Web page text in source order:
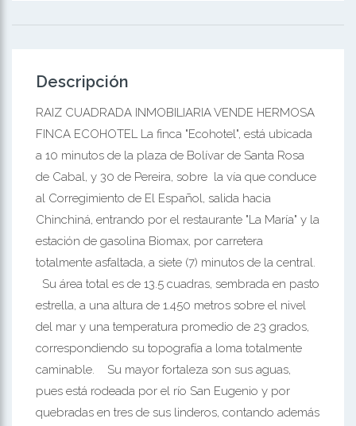
Descripción
RAIZ CUADRADA INMOBILIARIA VENDE HERMOSA
FINCA ECOHOTEL La finca "Ecohotel", está ubicada
a 10 minutos de la plaza de Bolívar de Santa Rosa
de Cabal, y 30 de Pereira, sobre la vía que conduce
al Corregimiento de El Español, salida hacia
Chinchiná, entrando por el restaurante "La María" y la
estación de gasolina Biomax, por carretera
totalmente asfaltada, a siete (7) minutos de la central.
Su área total es de 13.5 cuadras, sembrada en pasto
estrella, a una altura de 1.450 metros sobre el nivel
del mar y una temperatura promedio de 23 grados,
correspondiendo su topografía a loma totalmente
caminable. Su mayor fortaleza son sus aguas,
pues está rodeada por el río San Eugenio y por
quebradas en tres de sus linderos, contando además